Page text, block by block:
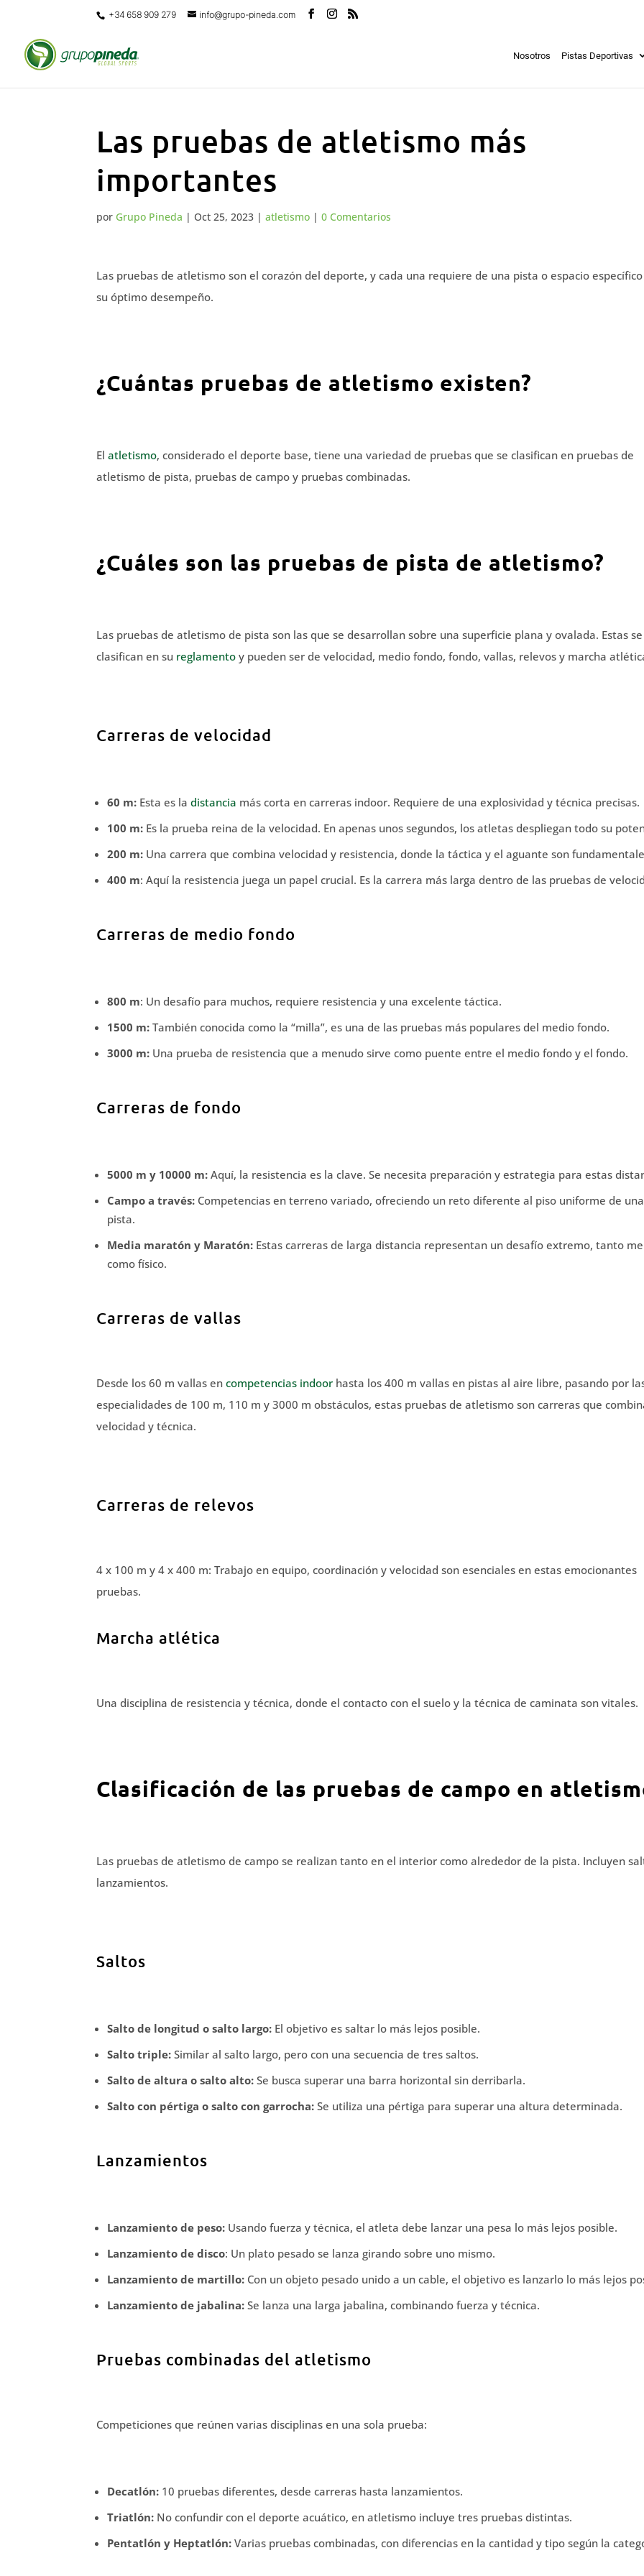
+34 658 909 279 info@grupo-pineda.com
Nosotros Pistas Deportivas
Las pruebas de atletismo más
importantes
por Grupo Pineda | Oct 25, 2023 |atletismo |0 Comentarios
Las pruebas de atletismo son el corazón del deporte, y cada una requiere de una pista o espacio
su óptimo desempeño.
¿Cuántas pruebas de atletismo existen?
Elatletismo, considerado el deporte base, tiene una variedad de pruebas que se clasifican en pruebas de
atletismo de pista, pruebas de campo y pruebas combinadas.
¿Cuáles son las pruebas de pista de atletismo?
Las pruebas de atletismo de pista son las que se desarrollan sobre una superficie plana y ovalada. Estas se
clasifican en su reglamento y pueden ser de velocidad, medio fondo, fondo, vallas, relevos y marcha
Carreras de velocidad
60 m: Esta es la distancia más corta en carreras indoor. Requiere de una explosividad y técnica precisas.
100 m: Es la prueba reina de la velocidad. En apenas unos segundos, los atletas despliegan todo su
200 m: Una carrera que combina velocidad y resistencia, donde la táctica y el aguante son
400 m: Aquí la resistencia juega un papel crucial. Es la carrera más larga dentro de las pruebas de
Carreras de medio fondo
800 m: Un desafío para muchos, requiere resistencia y una excelente táctica.
1500 m: También conocida como la “milla”, es una de las pruebas más populares del medio fondo.
3000 m: Una prueba de resistencia que a menudo sirve como puente entre el medio fondo y el fondo.
Carreras de fondo
5000 m y 10000 m: Aquí, la resistencia es la clave. Se necesita preparación y estrategia para estas
Campo a través: Competencias en terreno variado, ofreciendo un reto diferente al piso uniforme de una
pista.
Media maratón y Maratón: Estas carreras de larga distancia representan un desafío extremo, tanto
como físico.
Carreras de vallas
Desde los 60 m vallas encompetencias indoor hasta los 400 m vallas en pistas al aire libre, pasando por
especialidades de 100 m, 110 m y 3000 m obstáculos, estas pruebas de atletismo son carreras que
velocidad y técnica.
Carreras de relevos
4 x 100 m y 4 x 400 m: Trabajo en equipo, coordinación y velocidad son esenciales en estas emocionantes
pruebas.
Marcha atlética
Una disciplina de resistencia y técnica, donde el contacto con el suelo y la técnica de caminata son vitales.
Clasificación de las pruebas de campo en
Las pruebas de atletismo de campo se realizan tanto en el interior como alrededor de la pista. Incluyen
lanzamientos.
Saltos
Salto de longitud o salto largo: El objetivo es saltar lo más lejos posible.
Salto triple: Similar al salto largo, pero con una secuencia de tres saltos.
Salto de altura o salto alto: Se busca superar una barra horizontal sin derribarla.
Salto con pértiga o salto con garrocha: Se utiliza una pértiga para superar una altura determinada.
Lanzamientos
Lanzamiento de peso: Usando fuerza y técnica, el atleta debe lanzar una pesa lo más lejos posible.
Lanzamiento de disco: Un plato pesado se lanza girando sobre uno mismo.
Lanzamiento de martillo: Con un objeto pesado unido a un cable, el objetivo es lanzarlo lo más lejos
Lanzamiento de jabalina: Se lanza una larga jabalina, combinando fuerza y técnica.
Pruebas combinadas del atletismo
Competiciones que reúnen varias disciplinas en una sola prueba:
Decatlón: 10 pruebas diferentes, desde carreras hasta lanzamientos.
Triatlón: No confundir con el deporte acuático, en atletismo incluye tres pruebas distintas.
Pentatlón y Heptatlón: Varias pruebas combinadas, con diferencias en la cantidad y tipo según la